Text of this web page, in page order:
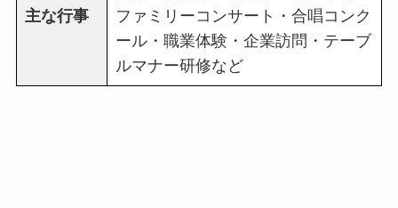
主な行事
ファミリーコンサート・合唱コンク
ール・職業体験・企業訪問・テーブ
ルマナー研修など